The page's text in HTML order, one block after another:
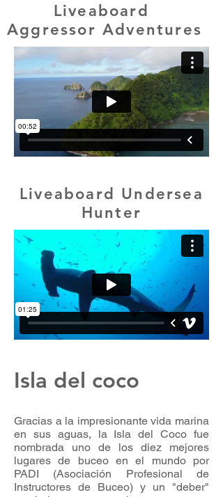
Liveaboard
Aggressor Adventures
Liveaboard Undersea
Hunter
Isla del coco
Gracias a la impresionante vida marina
en sus aguas, la Isla del Coco fue
nombrada uno de los diez mejores
lugares de buceo en el mundo por
PADI (Asociación Profesional de
Instructores de Buceo) y un "deber"